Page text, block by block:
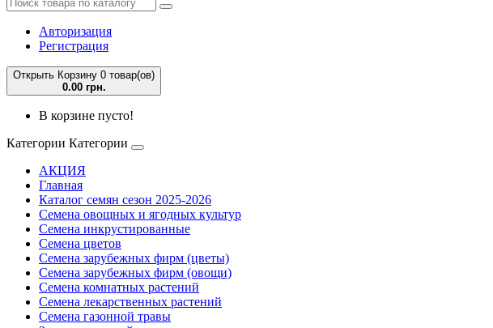
Авторизация
Регистрация
Открыть Корзину 0 товар(ов)
0.00 грн.
В корзине пусто!
Категории Категории
АКЦИЯ
Главная
Каталог семян сезон 2025-2026
Семена овощных и ягодных культур
Семена инкрустированные
Семена цветов
Семена зарубежных фирм (цветы)
Семена зарубежных фирм (овощи)
Семена комнатных растений
Семена лекарственных растений
Семена газонной травы